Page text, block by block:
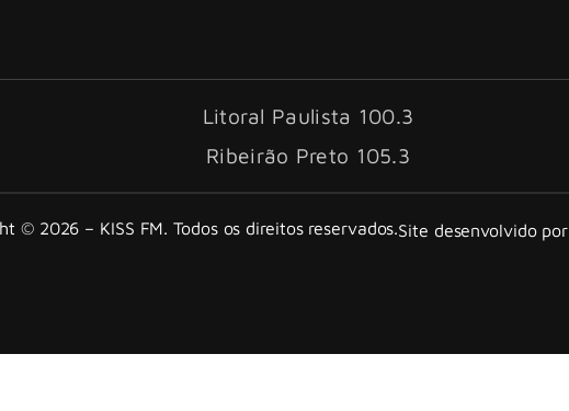
Litoral Paulista 100.3
Ribeirão Preto 105.3
© 2026 – KISS FM. Todos os direitos reservados.Site desenvolvido por